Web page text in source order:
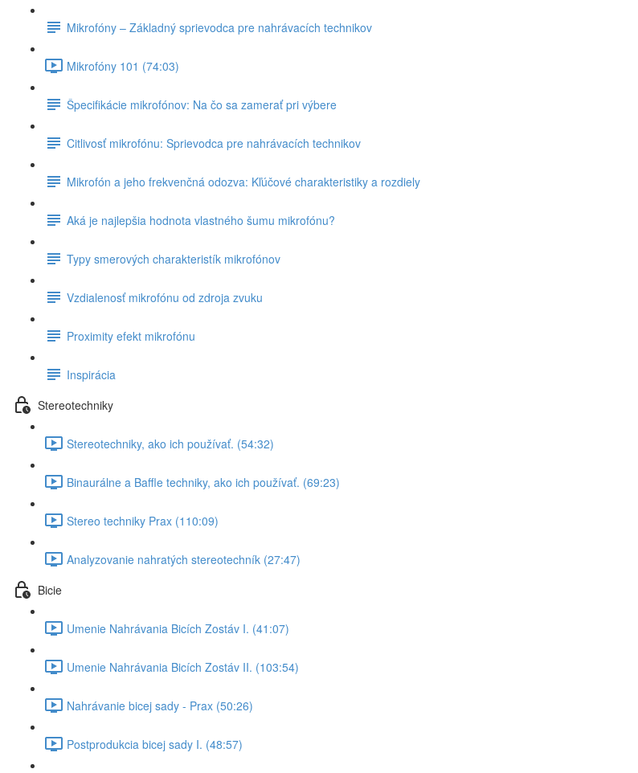
Mikrofóny – Základný sprievodca pre nahrávacích technikov
Mikrofóny 101 (74:03)
Špecifikácie mikrofónov: Na čo sa zamerať pri výbere
Citlivosť mikrofónu: Sprievodca pre nahrávacích technikov
Mikrofón a jeho frekvenčná odozva: Kľúčové charakteristiky a rozdiely
Aká je najlepšia hodnota vlastného šumu mikrofónu?
Typy smerových charakteristík mikrofónov
Vzdialenosť mikrofónu od zdroja zvuku
Proximity efekt mikrofónu
Inspirácia
Stereotechniky
Stereotechniky, ako ich používať. (54:32)
Binaurálne a Baffle techniky, ako ich používať. (69:23)
Stereo techniky Prax (110:09)
Analyzovanie nahratých stereotechník (27:47)
Bicie
Umenie Nahrávania Bicích Zostáv I. (41:07)
Umenie Nahrávania Bicích Zostáv II. (103:54)
Nahrávanie bicej sady - Prax (50:26)
Postprodukcia bicej sady I. (48:57)